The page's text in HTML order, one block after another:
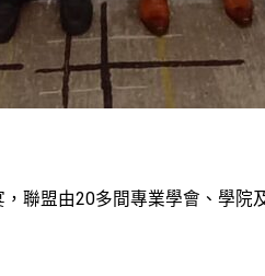
聯盟由20多間專業學會、學院